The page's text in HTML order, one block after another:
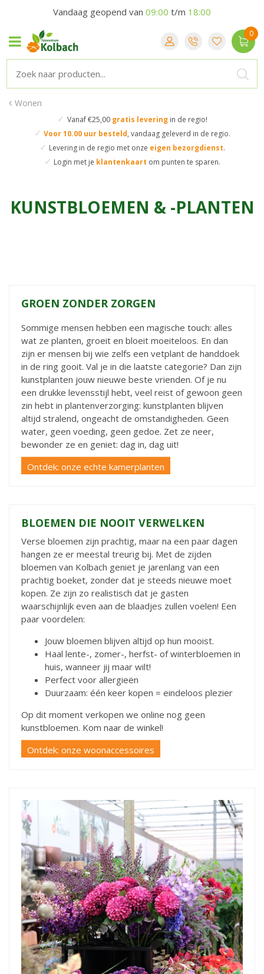
Wonen
✓ Vanaf €25,00 gratis leveringin de regio!
✓ Voor 10.00 uur besteld, vandaag geleverd in de regio.
✓ Levering in de regio met onze eigen bezorgdienst.
✓ Login met je klantenkaart om punten te sparen.
Vandaag geopend van 09:00 t/m 18:00
KUNSTBLOEMEN & -PLANTEN
GROEN ZONDER ZORGEN
Sommige mensen hebben een magische touch: alles
wat ze planten, groeit en bloeit moeiteloos. En dan
zijn er mensen bij wie zelfs een vetplant de handdoek
in de ring gooit. Val je in die laatste categorie? Dan zijn
kunstplanten jouw nieuwe beste vrienden. Of je nu
een drukke levensstijl hebt, veel reist of gewoon geen
zin hebt in plantenverzorging: kunstplanten blijven
altijd stralend, ongeacht de omstandigheden. Geen
water, geen voeding, geen gedoe. Zet ze neer,
bewonder ze en geniet: dag in, dag uit!
Ontdek: onze echte kamerplanten
BLOEMEN DIE NOOIT VERWELKEN
Verse bloemen zijn prachtig, maar na een paar dagen
hangen ze er meestal treurig bij. Met de zijden
bloemen van Kolbach geniet je jarenlang van een
prachtig boeket, zonder dat je steeds nieuwe moet
kopen. Ze zijn zo realistisch dat je gasten
waarschijnlijk even aan de blaadjes zullen voelen! Een
paar voordelen:
Jouw bloemen blijven altijd op hun mooist.
Haal lente-, zomer-, herfst- of winterbloemen in
huis, wanneer jij maar wilt!
Perfect voor allergieën
Duurzaam: één keer kopen = eindeloos plezier
Op dit moment verkopen we online nog geen
kunstbloemen. Kom naar de winkel!
Ontdek: onze woonaccessoires